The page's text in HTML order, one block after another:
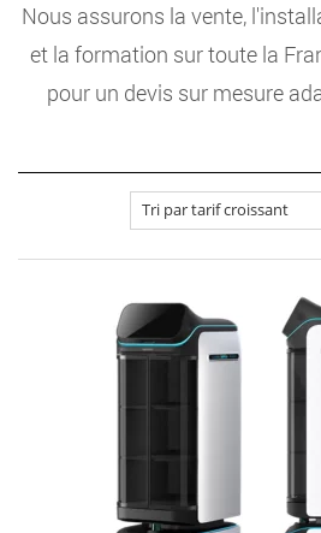
Nous assurons la vente,
et la formation sur toute la
pour un devis sur mesure